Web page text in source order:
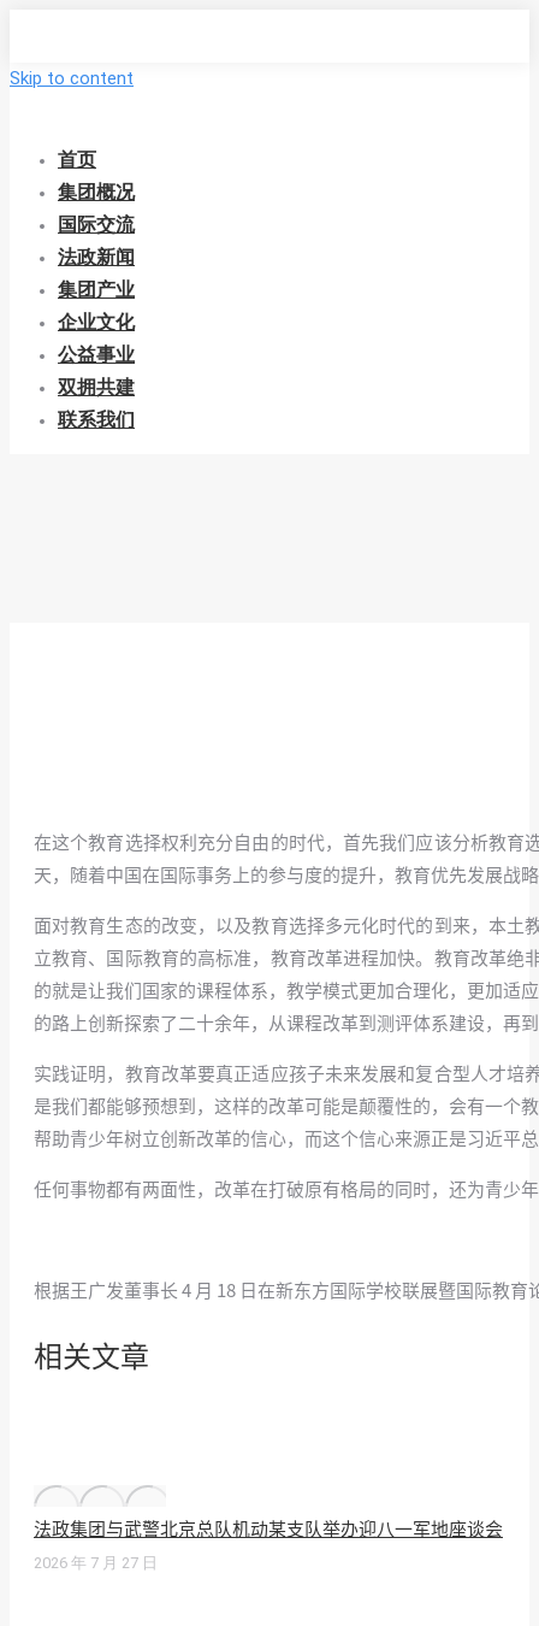
Skip to content
首页
集团概况
国际交流
法政新闻
集团产业
企业文化
公益事业
双拥共建
联系我们
在这个教育选择权利充分自由的时代，首先我们应该分析教
天，随着中国在国际事务上的参与度的提升，教育优先发展战
面对教育生态的改变，以及教育选择多元化时代的到来，本
立教育、国际教育的高标准，教育改革进程加快。教育改革
的就是让我们国家的课程体系，教学模式更加合理化，更加适
的路上创新探索了二十余年，从课程改革到测评体系建设，再
实践证明，教育改革要真正适应孩子未来发展和复合型人才
是我们都能够预想到，这样的改革可能是颠覆性的，会有一
帮助青少年树立创新改革的信心，而这个信心来源正是习近平
任何事物都有两面性，改革在打破原有格局的同时，还为青少
根据王广发董事长 4 月 18 日在新东方国际学校联展暨国际教育
相关文章
法政集团与武警北京总队机动某支队举办迎八一军地座谈会
2026 年 7 月 27 日